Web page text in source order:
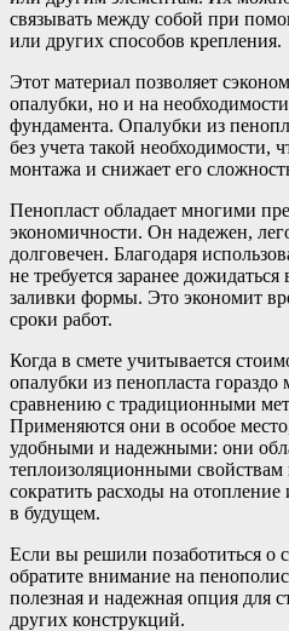
связывать между собой при
или других способов крепления.
Этот материал позволяет
опалубки, но и на
фундамента. Опалубки из
без учета такой необходимости,
монтажа и снижает его
Пенопласт обладает многими
экономичности. Он надежен,
долговечен. Благодаря
не требуется заранее
заливки формы. Это экономит
сроки работ.
Когда в смете учитывается
опалубки из пенопласта гораздо
сравнению с традиционными
Применяются они в особое
удобными и надежными: они
теплоизоляционными свойствам
сократить расходы на
в будущем.
Если вы решили позаботиться о
обратите внимание на
полезная и надежная опция для
других конструкций.